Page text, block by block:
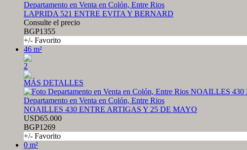
Departamento en Venta en Colón, Entre Rios
LAPRIDA 521 ENTRE EVITA Y BERNARD
Consulte el precio
BGP1355
+/- Favorito
46 m²
2
MÁS DETALLES
Departamento en Venta en Colón, Entre Rios
NOAILLES 430 ENTRE ARTIGAS Y 25 DE MAYO
USD65.000
BGP1269
+/- Favorito
0 m²